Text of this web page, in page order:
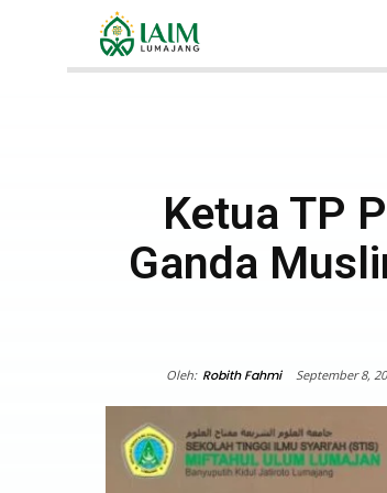
Ketua TP
Ganda
Oleh: Robith Fahmi September 8,